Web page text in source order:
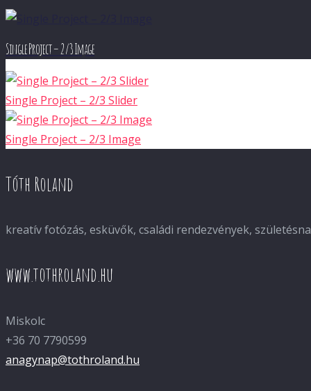
Single Project – 2/3 Image
Single Project – 2/3 Slider
Single Project – 2/3 Image
Tóth Roland
kreatív fotózás, esküvők, családi rendezvények,
www.tothroland.hu
Miskolc
+36 70 7790599
anagynap@tothroland.hu